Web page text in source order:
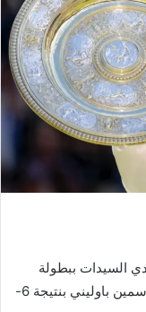
السيدات ببطولة
ويمبلدون للتنس، بعد الفوز على الإيطالية جاسمين باوليني بنتيجة 6-